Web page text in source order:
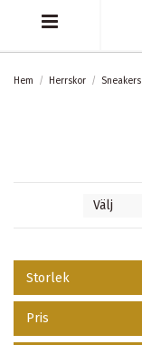
Hem Herrskor Sneakers
Välj
Storlek
Pris